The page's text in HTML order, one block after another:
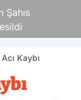
Kaybı